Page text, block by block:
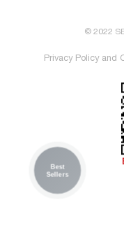
© 2022
Privacy Policy and
Best
Sellers